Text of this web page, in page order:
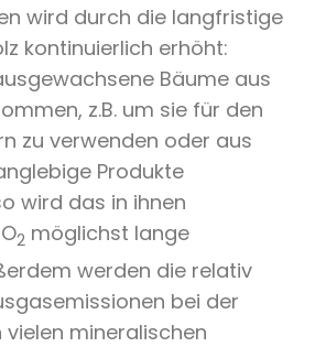
wird durch die langfristige
kontinuierlich erhöht:
Bäume aus
z.B. um sie für den
zu verwenden oder aus
Produkte
wird das in ihnen
2 möglichst lange
werden die relativ
bei der
vielen mineralischen